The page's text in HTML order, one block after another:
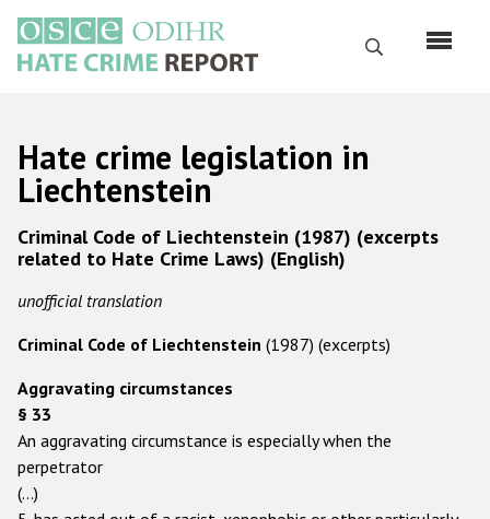
основному
содержанию
Поиск
Русский
Main
navigation
Главная
О нас
Наша методология
Карта сайта
Часто задаваемые вопросы
Hate crime legislation in
Liechtenstein
Criminal Code of Liechtenstein (1987) (excerpts
related to Hate Crime Laws) (English)
unofficial translation
Criminal Code of Liechtenstein (1987) (excerpts)
Aggravating circumstances
§ 33
An aggravating circumstance is especially when the
perpetrator
(...)